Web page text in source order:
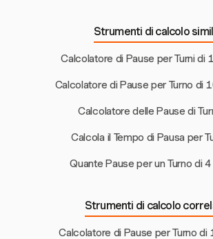
Strumenti di calcolo
Calcolatore di Pause per Turni di
Calcolatore di Pause per Turno di
Calcolatore delle Pause di
Calcola il Tempo di Pausa per
Quante Pause per un Turno di
Strumenti di calcolo
Calcolatore di Pause per Turno di